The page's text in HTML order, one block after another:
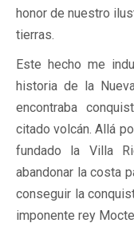
honor de nuestro
tierras.
Este hecho me
historia de la
encontraba
citado volcán. Allá
fundado la Villa
abandonar la costa
conseguir la
imponente rey